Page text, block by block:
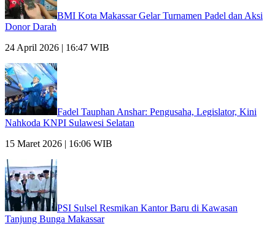
BMI Kota Makassar Gelar Turnamen Padel dan Aksi
Donor Darah
24 April 2026 | 16:47 WIB
Fadel Tauphan Anshar: Pengusaha, Legislator, Kini
Nahkoda KNPI Sulawesi Selatan
15 Maret 2026 | 16:06 WIB
PSI Sulsel Resmikan Kantor Baru di Kawasan
Tanjung Bunga Makassar